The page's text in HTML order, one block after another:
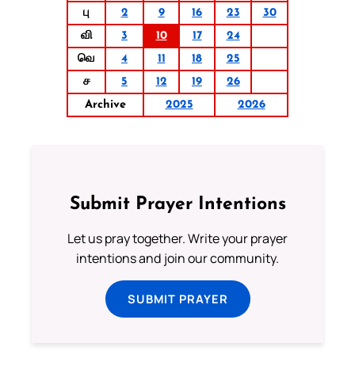
பு
2 9 16 23
30
வி
3 10 17
24
வெ
4 11 18
25
ச
5 12 19
26
Archive
2025 2026
Submit Prayer Intentions
Let us pray together. Write your prayer
intentions and join our community.
SUBMIT PRAYER